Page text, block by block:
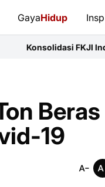
GayaHidup
FKJI Indramayu: 14
Beras
19